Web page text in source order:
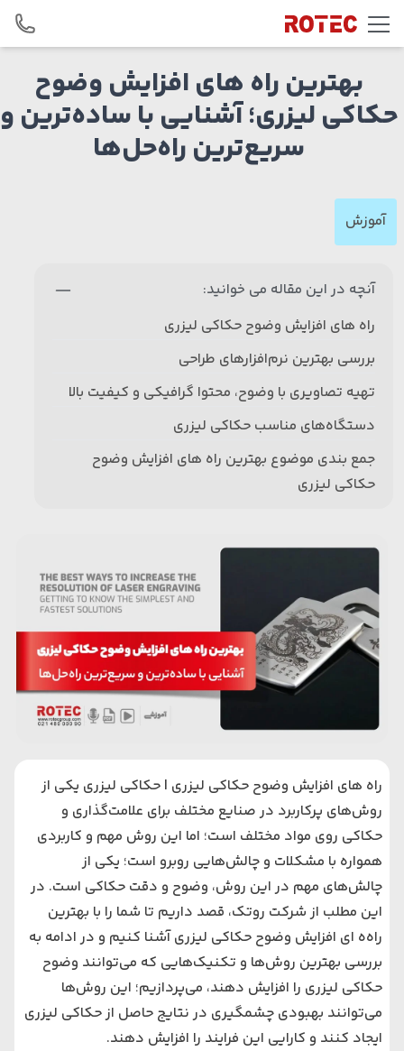
Skip to content
بهترین راه‌ های افزایش وضوح
حکاکی لیزری؛ آشنایی با ساده‌ترین و
سریع‌ترین راه‌حل‌ها
آموزش
آنچه در این مقاله می خوانید:
راه‌ های افزایش وضوح حکاکی لیزری
بررسی بهترین نرم‌افزارهای طراحی
تهیه تصاویری با وضوح، محتوا گرافیکی و کیفیت بالا
دستگاه‌های مناسب حکاکی لیزری
جمع بندی موضوع بهترین راه‌ های افزایش وضوح
حکاکی لیزری
راه‌ های افزایش وضوح حکاکی لیزری | حکاکی لیزری یکی از
روش‌های پرکاربرد در صنایع مختلف برای علامت‌گذاری و
حکاکی روی مواد مختلف است؛ اما این روش مهم و کاربردی
همواره با مشکلات و چالش‌هایی روبرو است؛ یکی از
چالش‌های مهم در این روش، وضوح و دقت حکاکی است. در
این مطلب از شرکت روتک، قصد داریم تا شما را با بهترین
راه‌ه ای افزایش وضوح حکاکی لیزری آشنا کنیم و در ادامه به
بررسی بهترین روش‌ها و تکنیک‌هایی که می‌توانند وضوح
حکاکی لیزری را افزایش دهند، می‌پردازیم؛ این روش‌ها
می‌توانند بهبودی چشمگیری در نتایج حاصل از حکاکی لیزری
ایجاد کنند و کارایی این فرایند را افزایش دهند.